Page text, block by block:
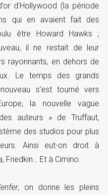
d’Hollywood (la période
qui en avaient fait des
être Howard Hawks ;
il ne restait de leur
rayonnants, en dehors de
Le temps des grands
s’est tourné vers
la nouvelle vague
auteurs » de Truffaut,
des studios pour plus
Ainsi eut-on droit à
Friedkin… Et à Cimino.
, on donne les pleins